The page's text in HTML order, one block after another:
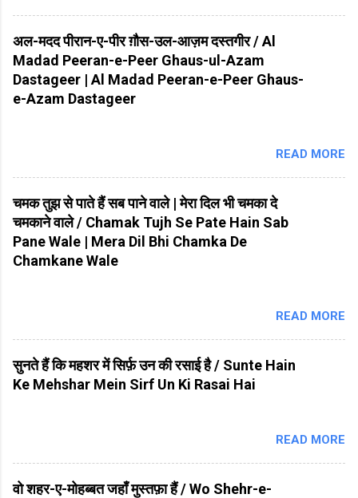
अल-मदद पीरान-ए-पीर ग़ौस-उल-आज़म दस्तगीर / Al
Madad Peeran-e-Peer Ghaus-ul-Azam
Dastageer | Al Madad Peeran-e-Peer Ghaus-
e-Azam Dastageer
READ MORE
चमक तुझ से पाते हैं सब पाने वाले | मेरा दिल भी चमका दे
चमकाने वाले / Chamak Tujh Se Pate Hain Sab
Pane Wale | Mera Dil Bhi Chamka De
Chamkane Wale
READ MORE
सुनते हैं कि महशर में सिर्फ़ उन की रसाई है / Sunte Hain
Ke Mehshar Mein Sirf Un Ki Rasai Hai
READ MORE
वो शहर-ए-मोहब्बत जहाँ मुस्तफ़ा हैं / Wo Shehr-e-